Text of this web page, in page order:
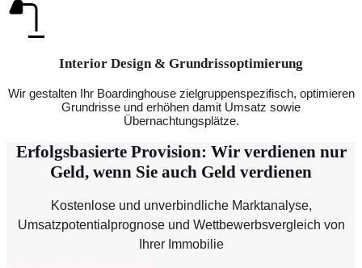
Interior Design & Grundrissoptimierung
Wir gestalten Ihr Boardinghouse zielgruppenspezifisch, optimieren
Grundrisse und erhöhen damit Umsatz sowie
Übernachtungsplätze.
Erfolgsbasierte Provision: Wir verdienen nur
Geld, wenn Sie auch Geld verdienen
Kostenlose und unverbindliche Marktanalyse,
Umsatzpotentialprognose und Wettbewerbsvergleich von
Ihrer Immobilie